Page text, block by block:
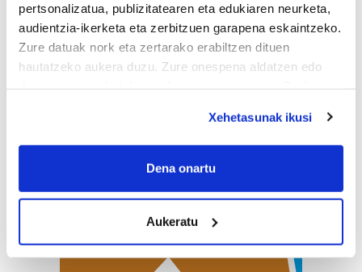
pertsonalizatua, publizitatearen eta edukiaren neurketa,
audientzia-ikerketa eta zerbitzuen garapena eskaintzeko.
Zure datuak nork eta zertarako erabiltzen dituen
hautatzeko aukera duzu. Zure onespena aldatzen edo
If you allow, we would also like to:
Collect information about your geographical
meters
Identify your device by actively scanning it for
specific characteristics (fingerprinting)
Find out more about how your personal data is processed
Xehetasunak ikusi
Dena onartu
Aukeratu